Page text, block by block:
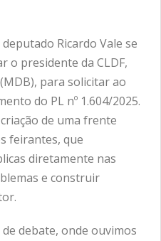
Ricardo Vale se
o presidente da CLDF,
para solicitar ao
do PL nº 1.604/2025.
de uma frente
feirantes, que
diretamente nas
e construir
debate, onde ouvimos